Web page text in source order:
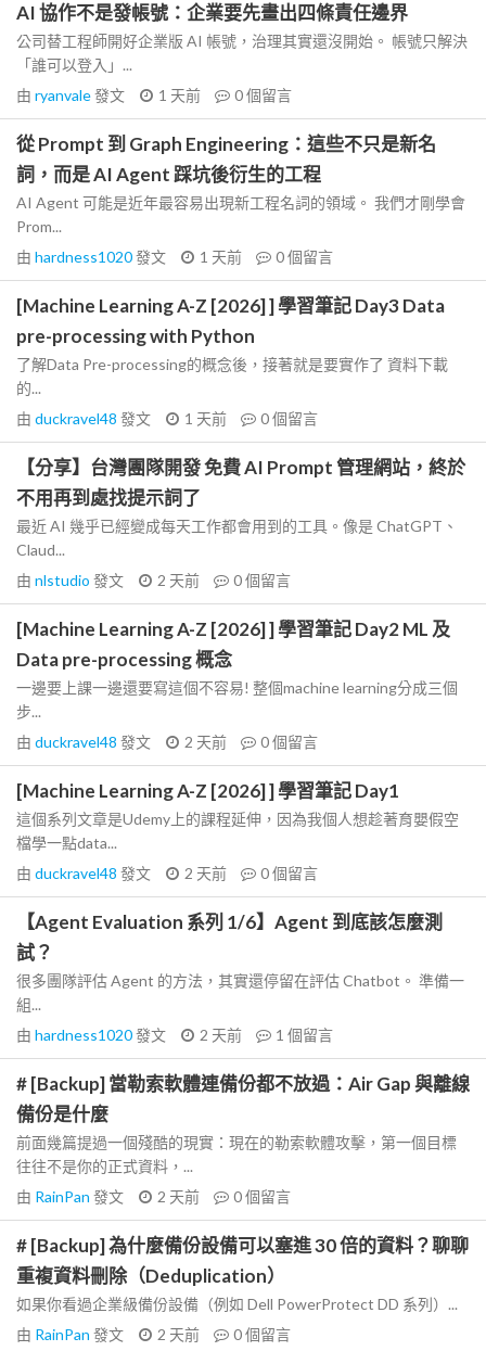
AI 協作不是發帳號：企業要先畫出四條責任邊界
公司替工程師開好企業版 AI 帳號，治理其實還沒開始。 帳號只解決
「誰可以登入」...
由 ryanvale發文 1 天前 0個留言
從 Prompt 到 Graph Engineering：這些不只是新名
詞，而是 AI Agent 踩坑後衍生的工程
AI Agent 可能是近年最容易出現新工程名詞的領域。 我們才剛學會
Prom...
由 hardness1020發文 1 天前 0個留言
[Machine Learning A-Z [2026] ] 學習筆記 Day3 Data
pre-processing with Python
了解Data Pre-processing的概念後，接著就是要實作了 資料下載
的...
由 duckravel48 發文 1 天前 0個留言
【分享】台灣團隊開發 免費 AI Prompt 管理網站，終於
不用再到處找提示詞了
最近 AI 幾乎已經變成每天工作都會用到的工具。像是 ChatGPT、
Claud...
由 nlstudio 發文 2 天前 0個留言
[Machine Learning A-Z [2026] ] 學習筆記 Day2 ML 及
Data pre-processing 概念
一邊要上課一邊還要寫這個不容易! 整個machine learning分成三個
步...
由 duckravel48 發文 2 天前 0個留言
[Machine Learning A-Z [2026] ] 學習筆記 Day1
這個系列文章是Udemy上的課程延伸，因為我個人想趁著育嬰假空
檔學一點data...
由 duckravel48 發文 2 天前 0個留言
【Agent Evaluation 系列 1/6】Agent 到底該怎麼測
試？
很多團隊評估 Agent 的方法，其實還停留在評估 Chatbot。 準備一
組...
由 hardness1020發文 2 天前 1 個留言
# [Backup] 當勒索軟體連備份都不放過：Air Gap 與離線
備份是什麼
前面幾篇提過一個殘酷的現實：現在的勒索軟體攻擊，第一個目標
往往不是你的正式資料，...
由 RainPan 發文 2 天前 0個留言
# [Backup] 為什麼備份設備可以塞進 30 倍的資料？聊聊
重複資料刪除（Deduplication）
如果你看過企業級備份設備（例如 Dell PowerProtect DD 系列）...
由 RainPan 發文 2 天前 0個留言